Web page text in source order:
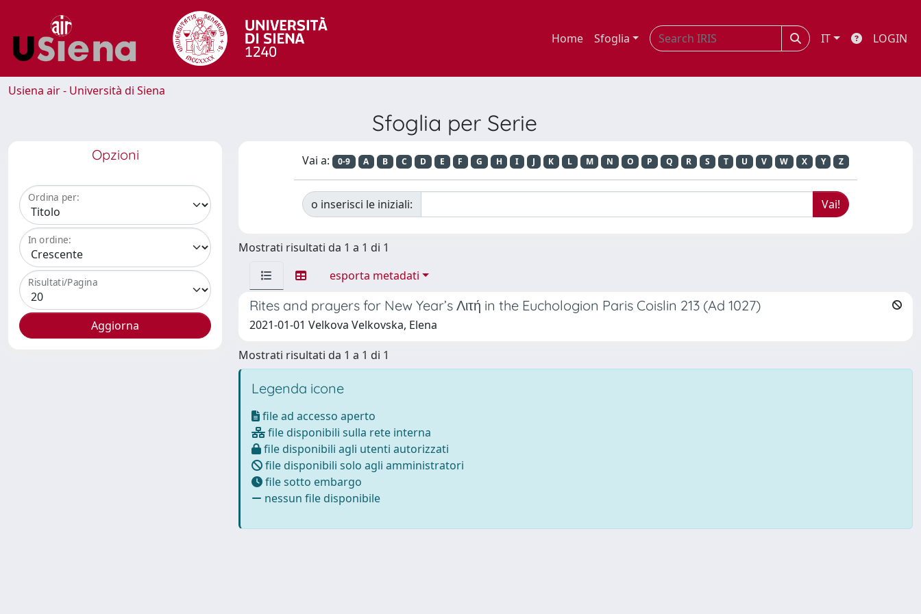
Home Sfoglia IT LOGIN
Usiena air - Università di Siena
Sfoglia per Serie
Opzioni
Ordina per:
In ordine:
Risultati/Pagina
Vai a: 0-9 A B C D E F G H I J K L M N O P Q R S T U V W X Y Z
o inserisci le iniziali:
Mostrati risultati da 1 a 1 di 1
esporta metadati
Rites and prayers for New Year’s Λιτή in the Euchologion Paris Coislin 213 (Ad 1027)
2021-01-01 Velkova Velkovska, Elena
Mostrati risultati da 1 a 1 di 1
Legenda icone
file ad accesso aperto
file disponibili sulla rete interna
file disponibili agli utenti autorizzati
file disponibili solo agli amministratori
file sotto embargo
nessun file disponibile